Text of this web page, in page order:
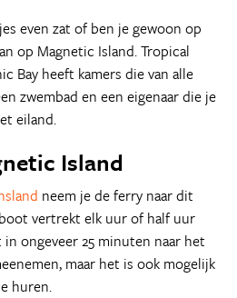
even zat of ben je gewoon op
op Magnetic Island. Tropical
Bay heeft kamers die van alle
zwembad en een eigenaar die je
eiland.
Island
neem je de ferry naar dit
vertrekt elk uur of half uur
ongeveer 25 minuten naar het
maar het is ook mogelijk
huren.